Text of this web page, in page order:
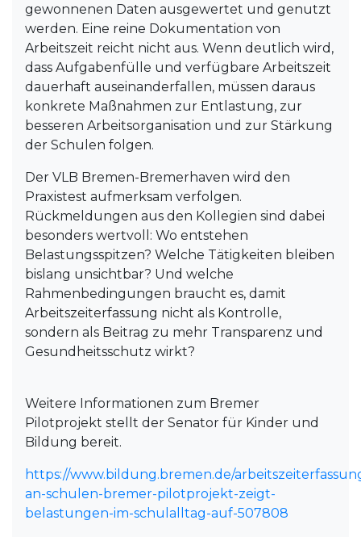
gewonnenen Daten ausgewertet und genutzt
werden. Eine reine Dokumentation von
Arbeitszeit reicht nicht aus. Wenn deutlich wird,
dass Aufgabenfülle und verfügbare Arbeitszeit
dauerhaft auseinanderfallen, müssen daraus
konkrete Maßnahmen zur Entlastung, zur
besseren Arbeitsorganisation und zur Stärkung
der Schulen folgen.
Der VLB Bremen-Bremerhaven wird den
Praxistest aufmerksam verfolgen.
Rückmeldungen aus den Kollegien sind dabei
besonders wertvoll: Wo entstehen
Belastungsspitzen? Welche Tätigkeiten bleiben
bislang unsichtbar? Und welche
Rahmenbedingungen braucht es, damit
Arbeitszeiterfassung nicht als Kontrolle,
sondern als Beitrag zu mehr Transparenz und
Gesundheitsschutz wirkt?
Weitere Informationen zum Bremer
Pilotprojekt stellt der Senator für Kinder und
Bildung bereit.
https://www.bildung.bremen.de/
an-schulen-bremer-pilotprojekt-zeigt-
belastungen-im-schulalltag-auf-507808